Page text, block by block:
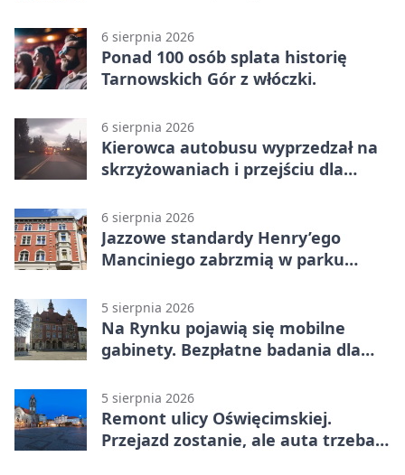
6 sierpnia 2026
Ponad 100 osób splata historię
Tarnowskich Gór z włóczki.
6 sierpnia 2026
Kierowca autobusu wyprzedzał na
skrzyżowaniach i przejściu dla
6 sierpnia 2026
Jazzowe standardy Henry’ego
Manciniego zabrzmią w parku
5 sierpnia 2026
Na Rynku pojawią się mobilne
gabinety. Bezpłatne badania dla
5 sierpnia 2026
Remont ulicy Oświęcimskiej.
Przejazd zostanie, ale auta trzeba